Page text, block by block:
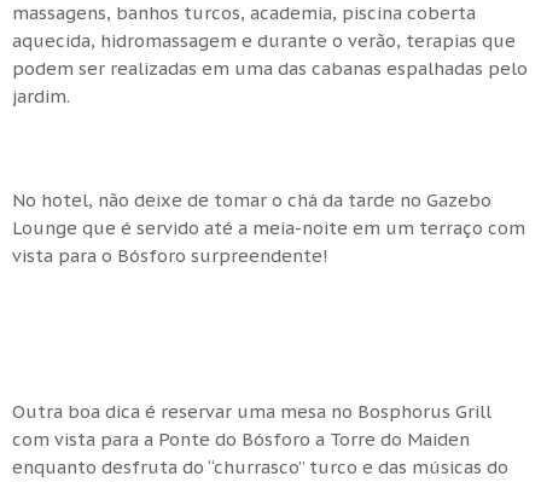
massagens, banhos turcos, academia, piscina coberta
aquecida, hidromassagem e durante o verão, terapias que
podem ser realizadas em uma das cabanas espalhadas pelo
jardim.
No hotel, não deixe de tomar o chá da tarde no Gazebo
Lounge que é servido até a meia-noite em um terraço com
vista para o Bósforo surpreendente!
Outra boa dica é reservar uma mesa no Bosphorus Grill
com vista para a Ponte do Bósforo a Torre do Maiden
enquanto desfruta do “churrasco” turco e das músicas do